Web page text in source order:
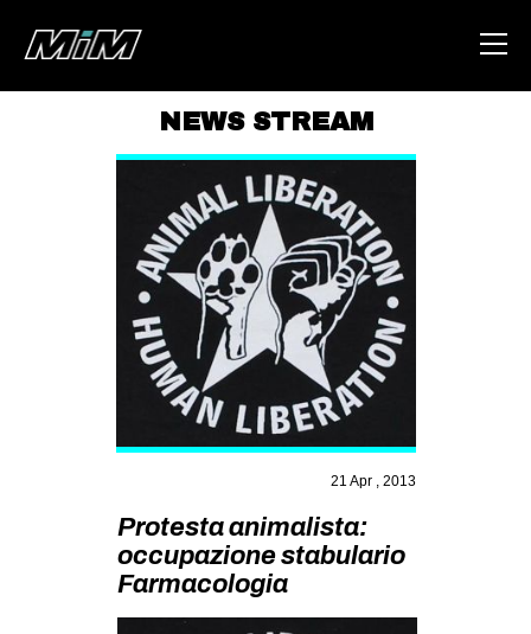
ABOUT
AREA
DEGENERAZIONE
GAZA FREESTYLE
CSOA LAMBRETTA
MSM
STUDENTI TSUNAMI
MILANO
MOBILITAZIONI
NEWS STREAM
21 Apr , 2013
Protesta animalista:
occupazione stabulario
Farmacologia